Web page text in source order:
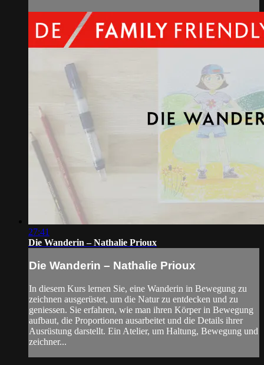
27:41
Die Wanderin – Nathalie Prioux
Die Wanderin – Nathalie Prioux
In diesem Kurs lernen Sie, eine Wanderin in Bewegung zu
zeichnen ausgerüstet, um die Natur zu entdecken und zu
geniessen. Sie erfahren, wie man ihren Körper in Bewegung
aufbaut, die Proportionen ausarbeitet und die Details ihrer
Ausrüstung darstellt. Ein Atelier, um Haltung, Bewegung und
zeichner...